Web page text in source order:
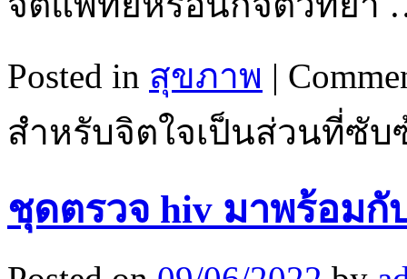
Posted in สุขภาพ |
สำหรับจิตใจเป็นส่วนที่ซั
ชุดตรวจ hiv มาพร้อมกั